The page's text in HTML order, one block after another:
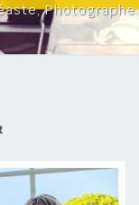
Photographe